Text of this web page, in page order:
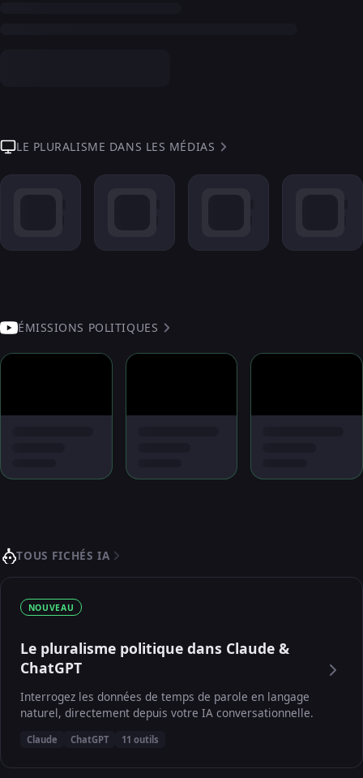
LE PLURALISME DANS LES MÉDIAS
ÉMISSIONS POLITIQUES
TOUS FICHÉS IA
NOUVEAU
Le pluralisme politique dans Claude &
ChatGPT
Interrogez les données de temps de parole en langage
naturel, directement depuis votre IA conversationnelle.
Claude ChatGPT 11 outils